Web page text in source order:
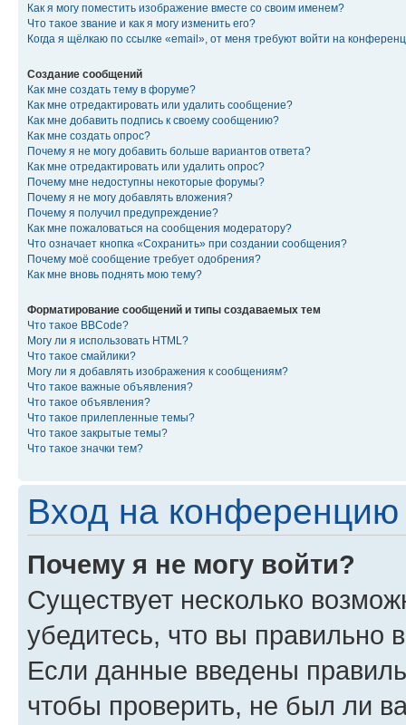
Как я могу поместить изображение вместе со своим именем?
Что такое звание и как я могу изменить его?
Когда я щёлкаю по ссылке «email», от меня требуют войти на
Создание сообщений
Как мне создать тему в форуме?
Как мне отредактировать или удалить сообщение?
Как мне добавить подпись к своему сообщению?
Как мне создать опрос?
Почему я не могу добавить больше вариантов ответа?
Как мне отредактировать или удалить опрос?
Почему мне недоступны некоторые форумы?
Почему я не могу добавлять вложения?
Почему я получил предупреждение?
Как мне пожаловаться на сообщения модератору?
Что означает кнопка «Сохранить» при создании сообщения?
Почему моё сообщение требует одобрения?
Как мне вновь поднять мою тему?
Форматирование сообщений и типы создаваемых тем
Что такое BBCode?
Могу ли я использовать HTML?
Что такое смайлики?
Могу ли я добавлять изображения к сообщениям?
Что такое важные объявления?
Что такое объявления?
Что такое прилепленные темы?
Что такое закрытые темы?
Что такое значки тем?
Вход на конференцию
Почему я не могу войти?
Существует несколько
убедитесь, что вы правильно
Если данные введены
чтобы проверить, не был ли